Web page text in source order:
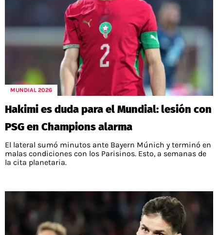
MUNDIAL 2026
Hakimi es duda para el Mundial: lesión con
PSG en Champions alarma
El lateral sumó minutos ante Bayern Múnich y terminó en
malas condiciones con los Parisinos. Esto, a semanas de
la cita planetaria.